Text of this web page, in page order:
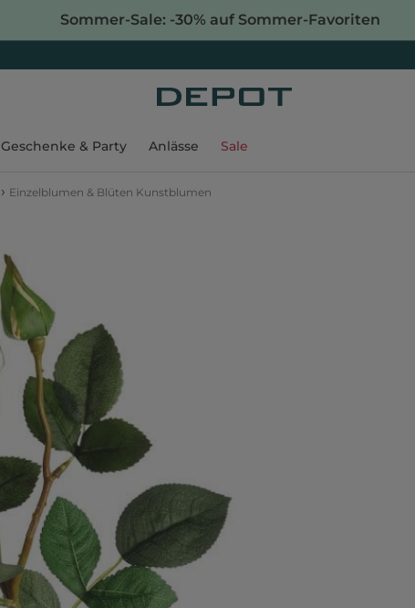
Sommer-Sale: -30% auf Sommer-Favoriten
Geschenke & Party Anlässe Sale
› Einzelblumen & Blüten Kunstblumen